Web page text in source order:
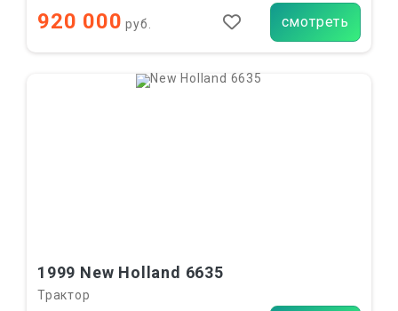
920 000 руб. смотреть
1999 New Holland 6635
Трактор